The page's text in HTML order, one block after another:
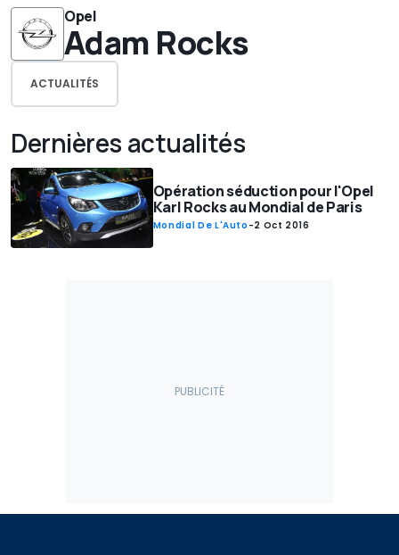
Opel
Adam Rocks
ACTUALITÉS
Dernières actualités
Opération séduction pour l'Opel
Karl Rocks au Mondial de Paris
Mondial De L'Auto -2 Oct 2016